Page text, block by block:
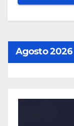
Agosto 2026